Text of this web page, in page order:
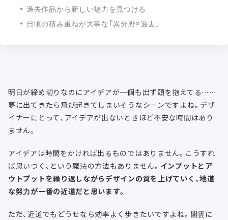
過去作品から新しい魅力を見つける
日頃の積み重ねが大事な「異分野×過去」
明日が締め切りなのにアイデアが一個も出ず頭を抱えてる……
夢に出てきたら飛び起きてしまいそうなシーンですよね。デザ
イナーにとって、アイデアが出ないときほど不安な時間はあり
ません。
アイデアは時間をかければ出るものではありません。こうすれ
ば思いつく、という魔法の方法もありません。 インプットとア
ウトプットを繰り返しながらデザインの質を上げていく、地道
な努力が一番の近道だと思います。
ただ、近道でもどうせなら効率よく歩きたいですよね。闇雲に